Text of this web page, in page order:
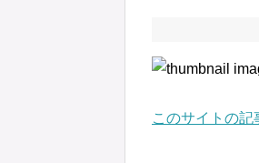
このサイトの記